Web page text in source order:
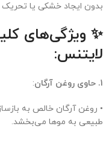
بدون ایجاد خشکی یا
✨ ویژگی‌های
لایتنس:
1. حاوی روغن آرگان:
• روغن آرگان خالص به
طبیعی به موها می‌بخشد.